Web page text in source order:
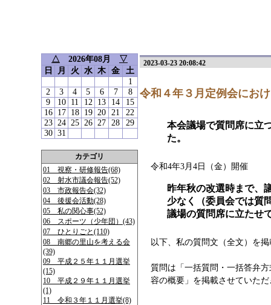
△ 2026年08月
▽
日
月 火 水 木 金
土
1
2
3 4 5 6 7
8
9
10 11 12 13 14
15
16
17 18 19 20 21
22
23 24 25 26 27 28
29
30 31
カテゴリ
01 視察・研修報告(68)
02 射水市議会報告(52)
03 市政報告会(32)
04 後援会活動(28)
05 私の関心事(52)
06 スポーツ（少年団）(43)
07 ひとりごと(110)
08 南郷の里山を考える会
(39)
09 平成２５年１１月選挙
(15)
10 平成２９年１１月選挙
(1)
11 令和３年１１月選挙(8)
2023-03-23 20:08:42
令和４年３月定例会にお
本会議場で質問席に立
た。
令和4年3月4日（金）開催
昨年秋の改選時まで、
少なく（委員会では質
議場の質問席に立たせ
以下、私の質問文（全文）を
質問は「一括質問・一括答弁
容の概要」を掲載させていた